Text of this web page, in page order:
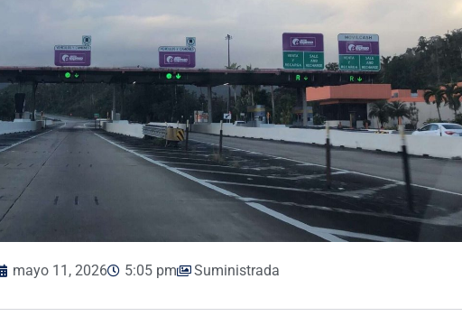
mayo 11, 2026 5:05 pm Suministrada